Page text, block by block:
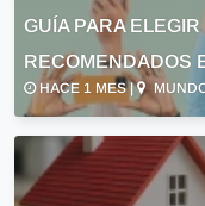
GUÍA PARA
RECOMENDADOS
HACE 1 MES |